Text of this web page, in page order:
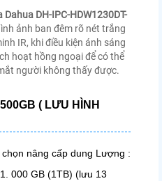
Dahua DH-IPC-HDW1230DT-
ảnh ban đêm rõ nét trắng
IR, khi điều kiện ánh sáng
hoạt hồng ngoại để có thể
người không thấy được.
( LƯU HÌNH
nâng cấp dung Lượng :
000 GB (1TB) (lưu 13